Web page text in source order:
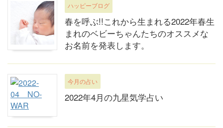
ハッピーブログ
春を呼ぶ!!これから生まれる2022年春生
まれのベビーちゃんたちのオススメな
お名前を発表します。
今月の占い
2022年4月の九星気学占い